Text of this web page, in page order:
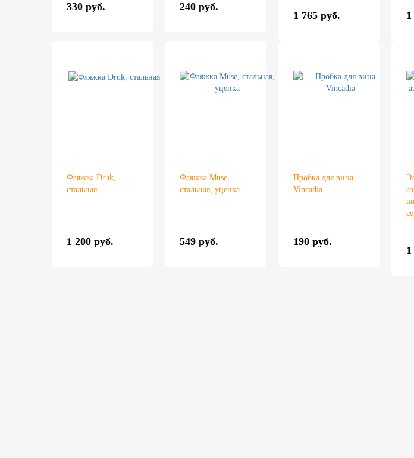
330 руб. 240 руб.
1 765 руб.
Фляжка Druk,
стальная
1 200 руб.
Фляжка Muse,
стальная, уценка
549 руб.
Пробка для вина
Vincadia
190 руб.